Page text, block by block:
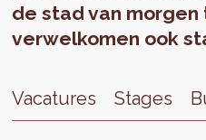
de stad van
verwelkomen ook
Vacatures Stages